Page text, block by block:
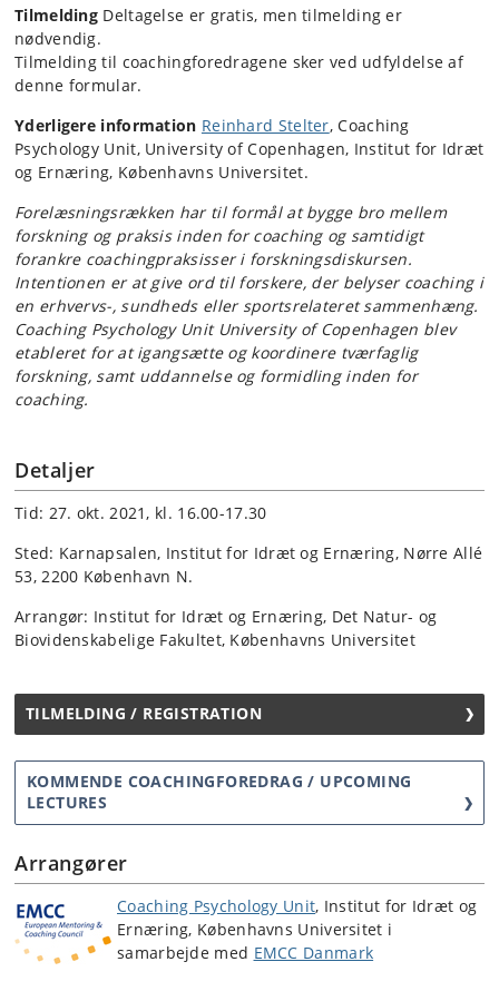
Tilmelding Deltagelse er gratis, men tilmelding er
nødvendig.
Tilmelding til coachingforedragene sker ved udfyldelse af
denne formular.
Yderligere information Reinhard Stelter, Coaching
Psychology Unit, University of Copenhagen, Institut for Idræt
og Ernæring, Københavns Universitet.
Forelæsningsrækken har til formål at bygge bro mellem
forskning og praksis inden for coaching og samtidigt
forankre coachingpraksisser i forskningsdiskursen.
Intentionen er at give ord til forskere, der belyser coaching i
en erhvervs-, sundheds eller sportsrelateret sammenhæng.
Coaching Psychology Unit University of Copenhagen blev
etableret for at igangsætte og koordinere tværfaglig
forskning, samt uddannelse og formidling inden for
coaching.
Detaljer
Tid: 27. okt. 2021, kl. 16.00-17.30
Sted: Karnapsalen, Institut for Idræt og Ernæring, Nørre Allé
53, 2200 København N.
Arrangør: Institut for Idræt og Ernæring, Det Natur- og
Biovidenskabelige Fakultet, Københavns Universitet
TILMELDING / REGISTRATION
KOMMENDE COACHINGFOREDRAG / UPCOMING
LECTURES
Arrangører
Coaching Psychology Unit, Institut for Idræt og
Ernæring, Københavns Universitet i
samarbejde med EMCC Danmark